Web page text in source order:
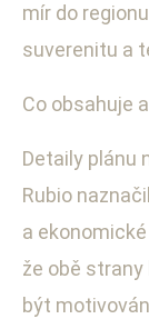
mír do
suverenitu a
Co obsahuje
Detaily plánu
Rubio
a
že obě strany
být